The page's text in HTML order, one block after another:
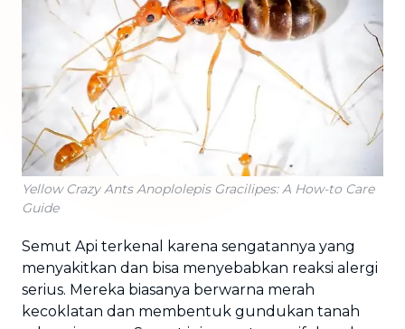
Yellow Crazy Ants Anoplolepis Gracilipes: A How-to Care
Guide
Semut Api terkenal karena sengatannya yang
menyakitkan dan bisa menyebabkan reaksi alergi
serius. Mereka biasanya berwarna merah
kecoklatan dan membentuk gundukan tanah